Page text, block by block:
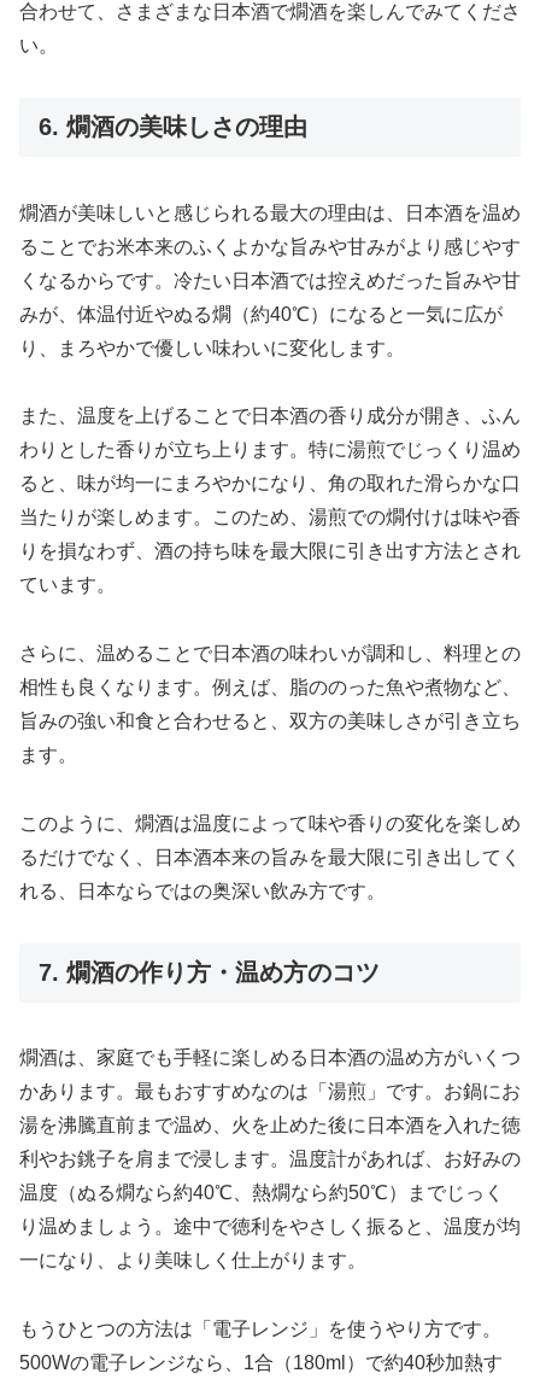
合わせて、さまざまな日本酒で燗酒を楽しんでみてくださ
い。
6. 燗酒の美味しさの理由
燗酒が美味しいと感じられる最大の理由は、日本酒を温め
ることでお米本来のふくよかな旨みや甘みがより感じやす
くなるからです。冷たい日本酒では控えめだった旨みや甘
みが、体温付近やぬる燗（約40℃）になると一気に広が
り、まろやかで優しい味わいに変化します。
また、温度を上げることで日本酒の香り成分が開き、ふん
わりとした香りが立ち上ります。特に湯煎でじっくり温め
ると、味が均一にまろやかになり、角の取れた滑らかな口
当たりが楽しめます。このため、湯煎での燗付けは味や香
りを損なわず、酒の持ち味を最大限に引き出す方法とされ
ています。
さらに、温めることで日本酒の味わいが調和し、料理との
相性も良くなります。例えば、脂ののった魚や煮物など、
旨みの強い和食と合わせると、双方の美味しさが引き立ち
ます。
このように、燗酒は温度によって味や香りの変化を楽しめ
るだけでなく、日本酒本来の旨みを最大限に引き出してく
れる、日本ならではの奥深い飲み方です。
7. 燗酒の作り方・温め方のコツ
燗酒は、家庭でも手軽に楽しめる日本酒の温め方がいくつ
かあります。最もおすすめなのは「湯煎」です。お鍋にお
湯を沸騰直前まで温め、火を止めた後に日本酒を入れた徳
利やお銚子を肩まで浸します。温度計があれば、お好みの
温度（ぬる燗なら約40℃、熱燗なら約50℃）までじっく
り温めましょう。途中で徳利をやさしく振ると、温度が均
一になり、より美味しく仕上がります。
もうひとつの方法は「電子レンジ」を使うやり方です。
500Wの電子レンジなら、1合（180ml）で約40秒加熱す